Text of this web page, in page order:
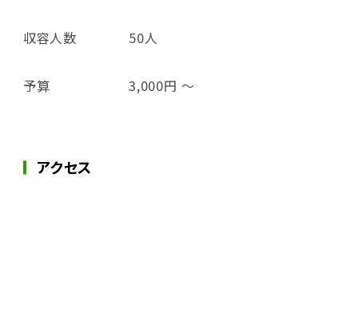
収容人数 50人
予算 3,000円 ～
アクセス